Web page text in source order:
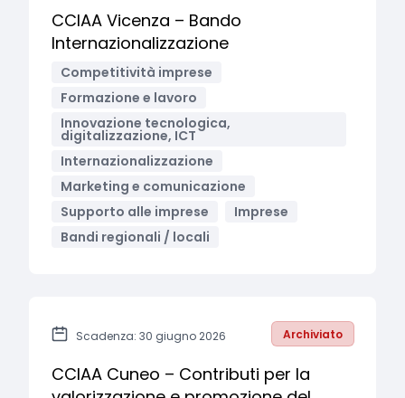
CCIAA Vicenza – Bando
Internazionalizzazione
Competitività imprese
Formazione e lavoro
Innovazione tecnologica,
digitalizzazione, ICT
Internazionalizzazione
Marketing e comunicazione
Supporto alle imprese
Imprese
Bandi regionali / locali
Scadenza: 30 giugno 2026 Archiviato
CCIAA Cuneo – Contributi per la